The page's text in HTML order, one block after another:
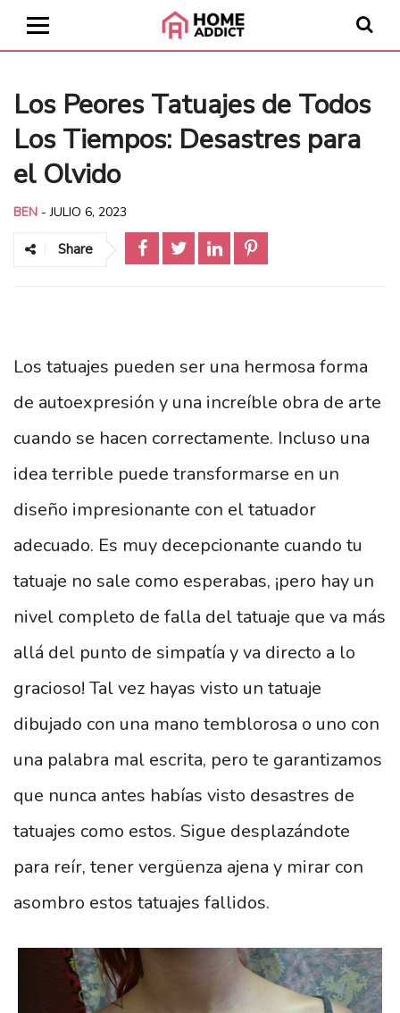
Los Peores Tatuajes de Todos
Los Tiempos: Desastres para
el Olvido
BEN -JULIO 6, 2023
Share
Los tatuajes pueden ser una hermosa forma
de autoexpresión y una increíble obra de arte
cuando se hacen correctamente. Incluso una
idea terrible puede transformarse en un
diseño impresionante con el tatuador
adecuado. Es muy decepcionante cuando tu
tatuaje no sale como esperabas, ¡pero hay un
nivel completo de falla del tatuaje que va más
allá del punto de simpatía y va directo a lo
gracioso! Tal vez hayas visto un tatuaje
dibujado con una mano temblorosa o uno con
una palabra mal escrita, pero te garantizamos
que nunca antes habías visto desastres de
tatuajes como estos. Sigue desplazándote
para reír, tener vergüenza ajena y mirar con
asombro estos tatuajes fallidos.